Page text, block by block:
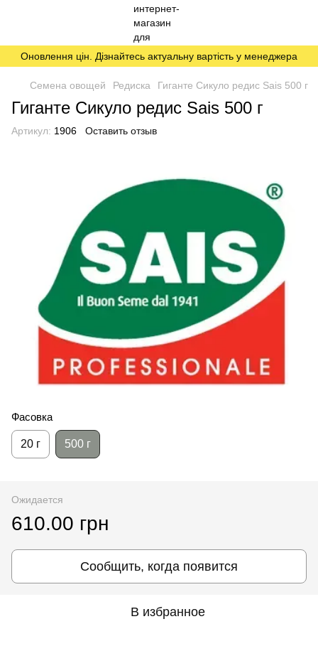
Оновлення цін. Дізнайтесь актуальну вартість у менеджера
Семена овощей Редиска Гиганте Сикуло редис Sais 500 г
Гиганте Сикуло редис Sais 500 г
Артикул: 1906 Оставить отзыв
Фасовка
20 г 500 г
Ожидается
610.00 грн
Сообщить, когда появится
В избранное